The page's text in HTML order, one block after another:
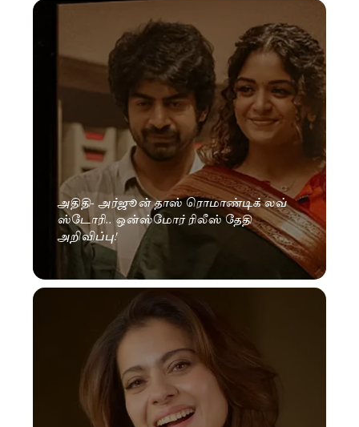
அதிதி- அர்ஜூன் தாஸ் ரொமாண்டிக் லவ்
ஸ்டோரி.. ஒன்ஸ்மோர் ரிலீஸ் தேதி
அறிவிப்பு!